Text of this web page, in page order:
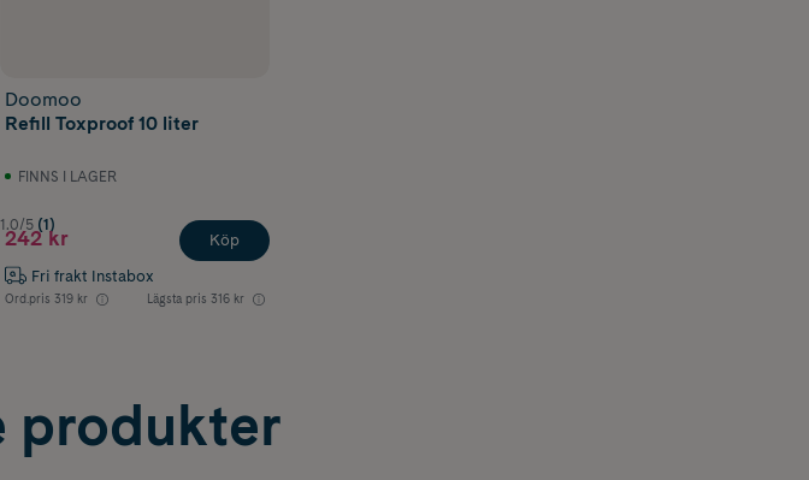
Doomoo
Refill Toxproof 10 liter
FINNS I LAGER
1.0/5 (1)
242 kr
Fri frakt Instabox
Ord.pris 319 kr Lägsta pris 316 kr
Köp
produkter